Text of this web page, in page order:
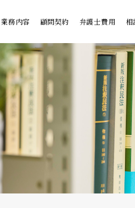
業務内容 顧問契約 弁護士費用 相